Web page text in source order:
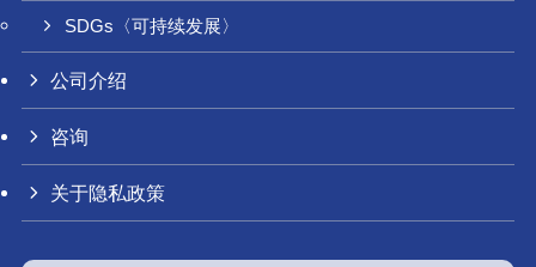
SDGs〈可持续发展〉
公司介绍
咨询
关于隐私政策